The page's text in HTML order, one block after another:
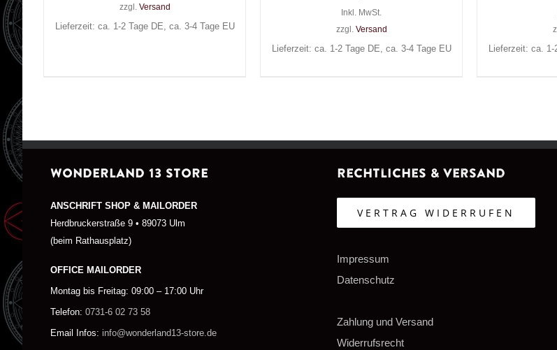
zzgl. Versand
Lieferzeit: ca. 1-2 Tage DE, ca. 3-4 Tage EU
Inkl. MwSt.
zzgl. Versand
Lieferzeit: ca. 1-2 Tage DE, ca. 3-4 Tage EU
Lieferzeit: ca.
WONDERLAND 13 STORE
ANSCHRIFT SHOP & MAILORDER
Herdbruckerstraße 9 • 89073 Ulm
(beim Rathausplatz)
OFFICE MAILORDER
Montag bis Freitag: 09:00 – 17:00 Uhr
Telefon: 0731-6 02 73 58
Email Infos: info@wonderland13-store.de
Rechtliches & Versand
VERTRAG WIDERRUFEN
Impressum
Datenschutz
Zahlung und Versand
Widerrufsrecht